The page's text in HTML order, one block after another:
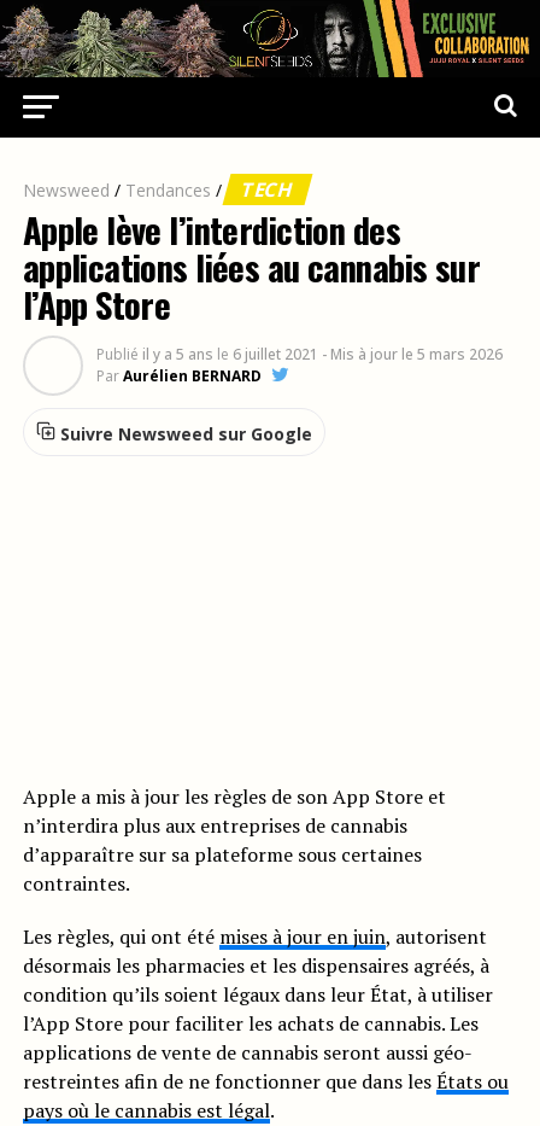
Newsweed / Tendances / TECH
Apple lève l’interdiction des
applications liées au cannabis sur
l’App Store
Publié il y a 5 ans le 6 juillet 2021 - Mis à jour le 5 mars 2026
ParAurélien BERNARD
Suivre Newsweed sur Google
Apple a mis à jour les règles de son App Store et
n’interdira plus aux entreprises de cannabis
d’apparaître sur sa plateforme sous certaines
contraintes.
Les règles, qui ont été mises à jour en juin, autorisent
désormais les pharmacies et les dispensaires agréés, à
condition qu’ils soient légaux dans leur État, à utiliser
l’App Store pour faciliter les achats de cannabis. Les
applications de vente de cannabis seront aussi géo-
restreintes afin de ne fonctionner que dans lesÉtats ou
pays où le cannabis est légal.